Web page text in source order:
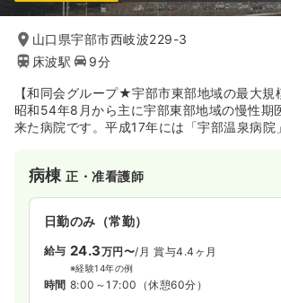
山口県宇部市西岐波229-3
床波駅
9分
【和同会グループ★宇部市東部地域の最大規
昭和54年8月から主に宇部東部地域の慢性期
来た病院です。平成17年には「宇部温泉病院
病棟正・准看護師
日勤のみ（常勤）
給与 24.3万円〜/月 賞与4.4ヶ月
※経験14年の例
時間 8:00～17:00 （休憩60分）